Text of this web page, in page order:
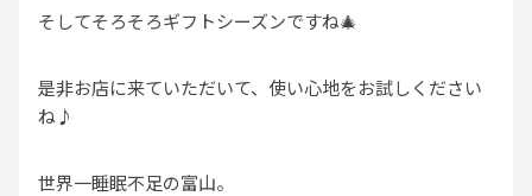
そしてそろそろギフトシーズンですね🎄
是非お店に来ていただいて、使い心地をお試しください
ね♪
世界一睡眠不足の富山。